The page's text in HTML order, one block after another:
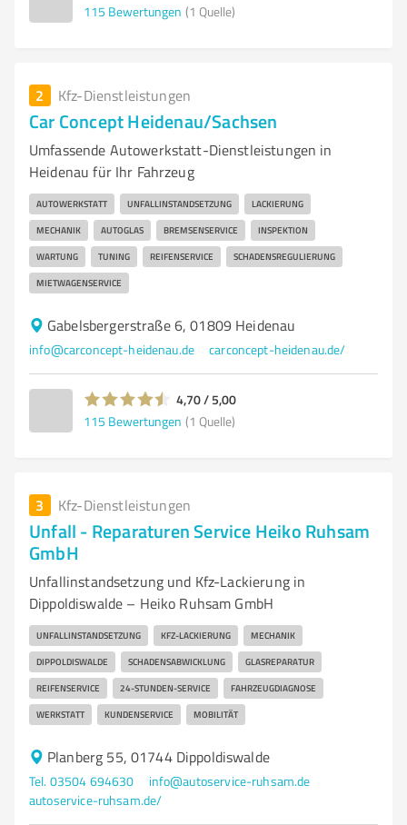
115 Bewertungen (1 Quelle)
2 Kfz-Dienstleistungen
Car Concept Heidenau/Sachsen
Umfassende Autowerkstatt-Dienstleistungen in
Heidenau für Ihr Fahrzeug
AUTOWERKSTATT UNFALLINSTANDSETZUNG LACKIERUNG
MECHANIK AUTOGLAS BREMSENSERVICE INSPEKTION
WARTUNG TUNING REIFENSERVICE SCHADENSREGULIERUNG
MIETWAGENSERVICE
Gabelsbergerstraße 6, 01809 Heidenau
info@carconcept-heidenau.de carconcept-heidenau.de/
4,70 / 5,00
115 Bewertungen (1 Quelle)
3 Kfz-Dienstleistungen
Unfall - Reparaturen Service Heiko Ruhsam
GmbH
Unfallinstandsetzung und Kfz-Lackierung in
Dippoldiswalde – Heiko Ruhsam GmbH
UNFALLINSTANDSETZUNG KFZ-LACKIERUNG MECHANIK
DIPPOLDISWALDE SCHADENSABWICKLUNG GLASREPARATUR
REIFENSERVICE 24-STUNDEN-SERVICE FAHRZEUGDIAGNOSE
WERKSTATT KUNDENSERVICE MOBILITÄT
Planberg 55, 01744 Dippoldiswalde
Tel. 03504 694630
info@autoservice-ruhsam.de
autoservice-ruhsam.de/